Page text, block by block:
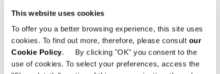
This website uses cookies
To offer you a better browsing experience, this site uses
cookies. To find out more, therefore, please consult our
Cookie Policy. By clicking "OK" you consent to the
use of cookies. To select your preferences, access the